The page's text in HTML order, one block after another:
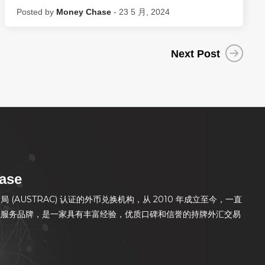
Posted by Money Chase- 23 5 月, 2024
Next Post
(AUSTRAC) 认证的外币兑换机构，从 2010 年成立至今，一直
务品牌，是一家具有丰富经验，优质口碑和信誉的持牌外汇交易